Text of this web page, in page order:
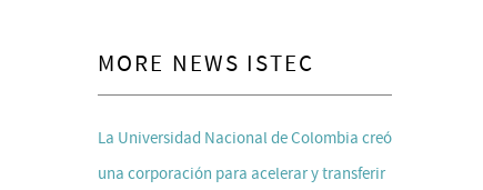
MORE NEWS ISTEC
La Universidad Nacional de Colombia creó
una corporación para acelerar y transferir